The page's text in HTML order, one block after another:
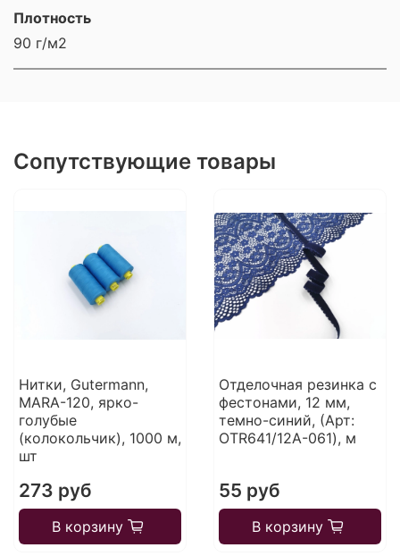
Плотность
90 г/м2
Сопутствующие товары
Нитки, Gutermann,
MARA-120, ярко-
голубые
(колокольчик), 1000 м,
шт
273 руб
В корзину
Отделочная резинка с
фестонами, 12 мм,
темно-синий, (Арт:
OTR641/12A-061), м
55 руб
В корзину